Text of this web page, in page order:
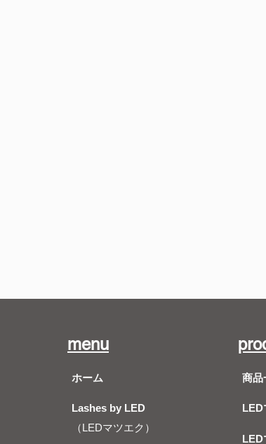
menu
ホーム
Lashes by LED
（LEDマツエク）
商品
LED
LED